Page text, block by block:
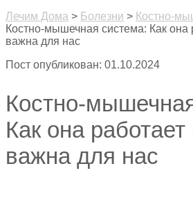
Лечим Дома > Болезни > Костно-
Костно-мышечная система: Как она
важна для нас
Пост опубликован: 01.10.2024
Костно-
Как она
важна для нас